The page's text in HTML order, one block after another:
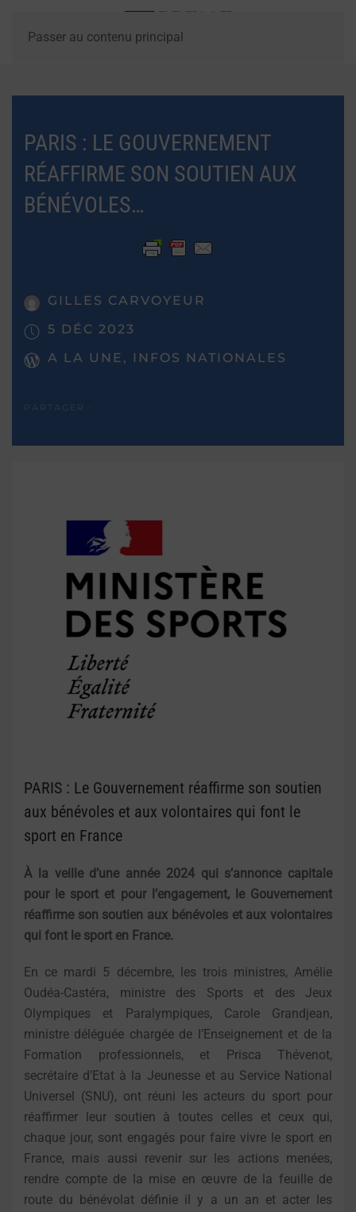
Passer au contenu principal
PARIS : LE GOUVERNEMENT
RÉAFFIRME SON SOUTIEN AUX
BÉNÉVOLES…
GILLES CARVOYEUR
5 DÉC 2023
A LA UNE, INFOS NATIONALES
PARIS : Le Gouvernement réaffirme son soutien
aux bénévoles et aux volontaires qui font le
sport en France
À la veille d’une année 2024 qui s’annonce capitale
pour le sport et pour l’engagement, le Gouvernement
réaffirme son soutien aux bénévoles et aux volontaires
qui font le sport en France.
En ce mardi 5 décembre, les trois ministres, Amélie
Oudéa-Castéra, ministre des Sports et des Jeux
Olympiques et Paralympiques, Carole Grandjean,
ministre déléguée chargée de l’Enseignement et de la
Formation professionnels, et Prisca Thévenot,
secrétaire d’Etat à la Jeunesse et au Service National
Universel (SNU), ont réuni les acteurs du sport pour
réaffirmer leur soutien à toutes celles et ceux qui,
chaque jour, sont engagés pour faire vivre le sport en
France, mais aussi revenir sur les actions menées,
rendre compte de la mise en œuvre de la feuille de
route du bénévolat définie il y a un an et acter les